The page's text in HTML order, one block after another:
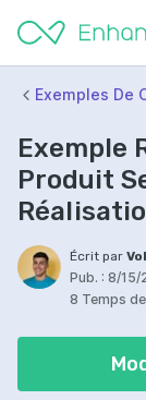
Exemples De
Exemple
Produit
Écrit par
Pub. : 8/15/
8 Temps